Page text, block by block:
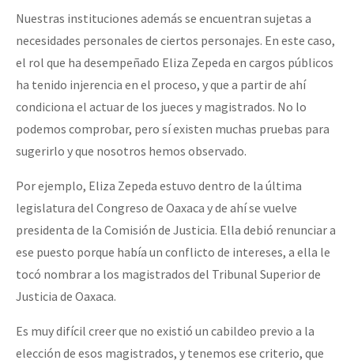
Nuestras instituciones además se encuentran sujetas a
necesidades personales de ciertos personajes. En este caso,
el rol que ha desempeñado Eliza Zepeda en cargos públicos
ha tenido injerencia en el proceso, y que a partir de ahí
condiciona el actuar de los jueces y magistrados. No lo
podemos comprobar, pero sí existen muchas pruebas para
sugerirlo y que nosotros hemos observado.
Por ejemplo, Eliza Zepeda estuvo dentro de la última
legislatura del Congreso de Oaxaca y de ahí se vuelve
presidenta de la Comisión de Justicia. Ella debió renunciar a
ese puesto porque había un conflicto de intereses, a ella le
tocó nombrar a los magistrados del Tribunal Superior de
Justicia de Oaxaca.
Es muy difícil creer que no existió un cabildeo previo a la
elección de esos magistrados, y tenemos ese criterio, que